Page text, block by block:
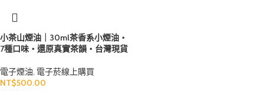
小茶山煙油｜30ml茶香系小煙油・
7種口味・還原真實茶韻・台灣現貨
電子煙油, 電子菸線上購買
NT$500.00